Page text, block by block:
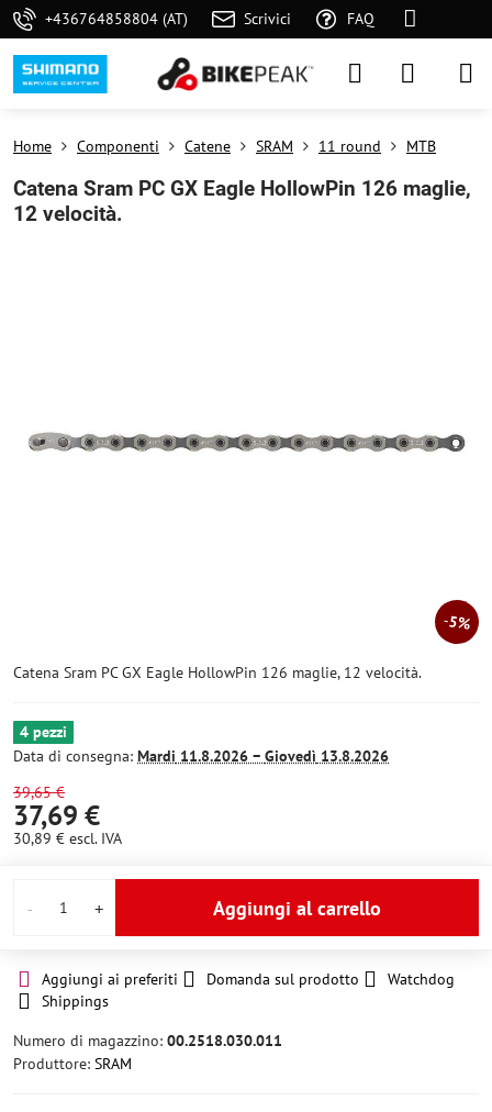
+436764858804 (AT) Scrivici FAQ
5%
Home Componenti Catene SRAM 11 round MTB
Catena Sram PC GX Eagle HollowPin 126 maglie,
12 velocità.
Catena Sram PC GX Eagle HollowPin 126 maglie, 12 velocità.
4 pezzi
Data di consegna: Mardi 11.8.2026 − Giovedì 13.8.2026
39,65 €
37,69 €
30,89 € escl. IVA
Aggiungi al carrello
Aggiungi ai preferiti Domanda sul prodotto
Watchdog
Shippings
Numero di magazzino: 00.2518.030.011
Produttore: SRAM